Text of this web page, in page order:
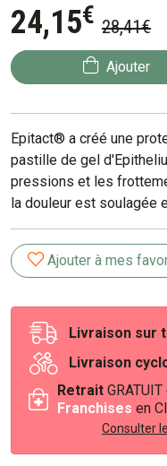
24,15€ 28,41€
Ajouter
Epitact® a créé une
pastille de gel
pressions et les
la douleur est soulagée
Ajouter à mes
Livraison sur
Livraison
Retrait
Franchises en
Consulter